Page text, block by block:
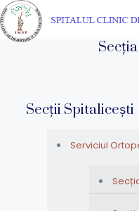
Secții Spitalicești
Serviciul